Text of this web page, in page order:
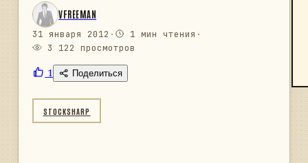
VFREEMAN
31 января 2012 · 1 мин чтения ·
3 122 просмотров
1 Поделиться
STOCKSHARP